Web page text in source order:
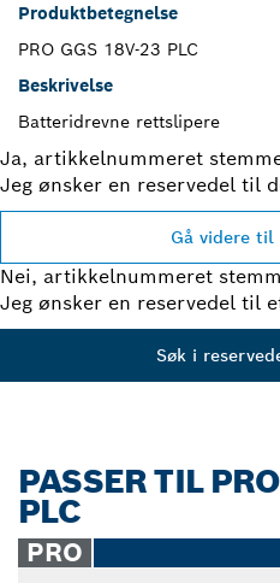
Produktbetegnelse
PRO GGS 18V-23 PLC
Beskrivelse
Batteridrevne rettslipere
Ja, artikkelnummeret
Jeg ønsker en reservedel til
Gå videre til
Nei, artikkelnummeret
Jeg ønsker en reservedel til
Søk i
PASSER TIL
PLC
PRO